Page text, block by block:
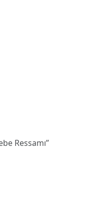
Ressamı”